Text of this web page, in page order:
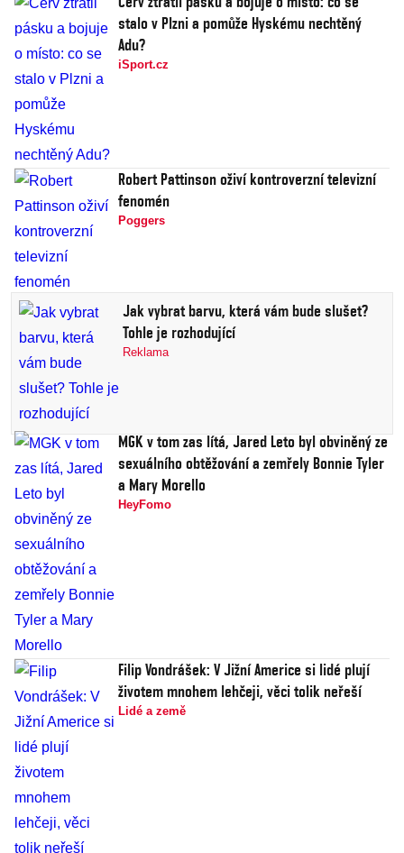
stalo v Plzni a pomůže Hyskému nechtěný
Adu?
iSport.cz
Robert Pattinson oživí kontroverzní televizní
fenomén
Poggers
Jak vybrat barvu, která vám bude slušet?
Tohle je rozhodující
Reklama
MGK v tom zas lítá, Jared Leto byl obviněný ze
sexuálního obtěžování a zemřely Bonnie Tyler
a Mary Morello
HeyFomo
Filip Vondrášek: V Jižní Americe si lidé plují
životem mnohem lehčeji, věci tolik neřeší
Lidé a země